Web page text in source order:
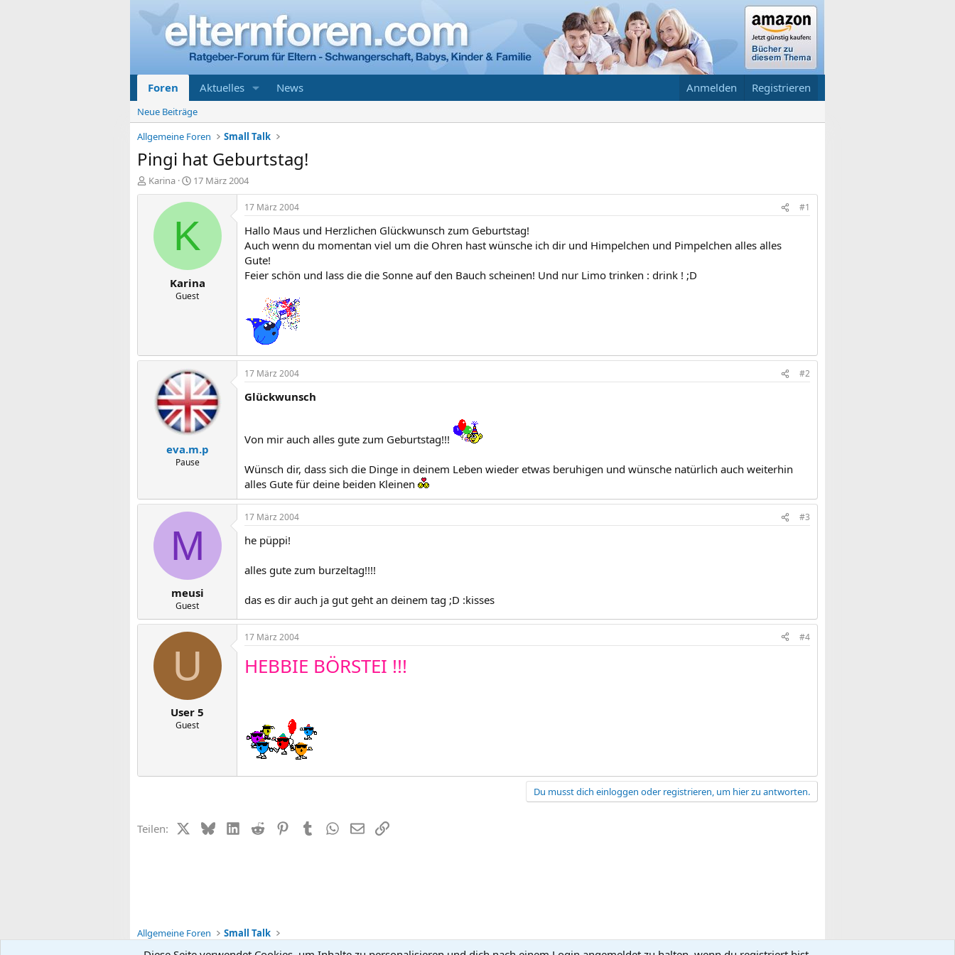
Foren Aktuelles News Anmelden Registrieren
Neue Beiträge
Allgemeine Foren
Small Talk
Pingi hat Geburtstag!
E
r
Karina
E
r
s
e
l
t
a
m
17 März 2004
K
Karina
Guest
17 März 2004 #1
Hallo Maus und Herzlichen Glückwunsch zum Geburtstag!
Auch wenn du momentan viel um die Ohren hast wünsche ich dir und Himpelchen und Pimpelchen alles alles
Gute!
Feier schön und lass die die Sonne auf den Bauch scheinen! Und nur Limo trinken : drink ! ;D
eva.m.p
Pause
17 März 2004 #2
Glückwunsch
Von mir auch alles gute zum Geburtstag!!!
Wünsch dir, dass sich die Dinge in deinem Leben wieder etwas beruhigen und wünsche natürlich auch weiterhin
alles Gute für deine beiden Kleinen
M
meusi
Guest
17 März 2004 #3
he püppi!
alles gute zum burzeltag!!!!
das es dir auch ja gut geht an deinem tag ;D :kisses
U
User 5
Guest
17 März 2004 #4
HEBBIE BÖRSTEI !!!
Du musst dich einloggen oder registrieren, um hier zu antworten.
Teilen: X (Twitter)
BlueskyLinkedIn
Reddit PinterestTumblrWhatsApp
E-MailLink
Allgemeine Foren Small Talk